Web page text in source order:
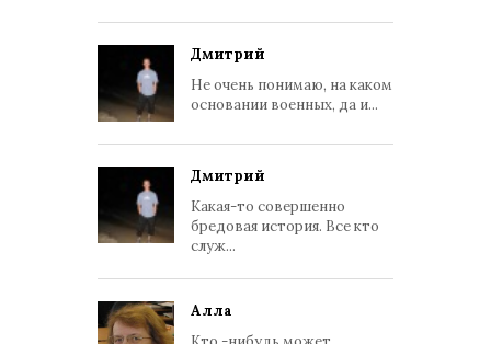
Дмитрий
Не очень понимаю, на каком
основании военных, да и...
Дмитрий
Какая-то совершенно
бредовая история. Все кто
служ...
Алла